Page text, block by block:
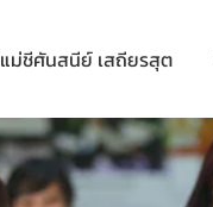
แม่ชีศันสนีย์ เสถียรสุต